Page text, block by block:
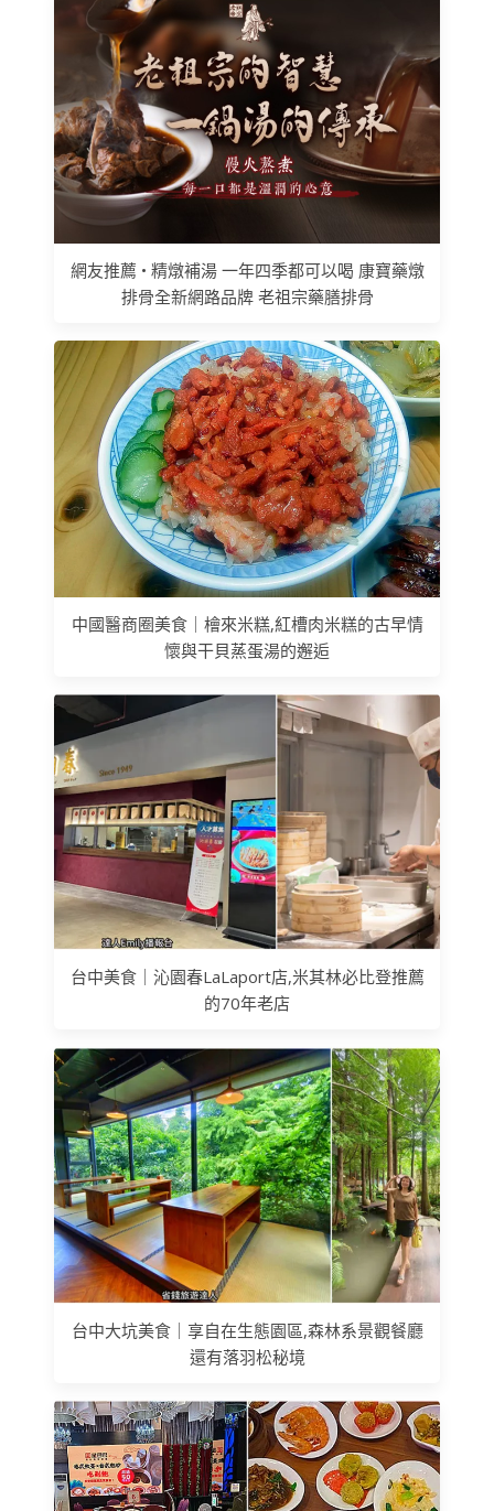
網友推薦 • 精燉補湯 一年四季都可以喝 康寶藥燉
排骨全新網路品牌 老祖宗藥膳排骨
中國醫商圈美食｜檜來米糕,紅槽肉米糕的古早情
懷與干貝蒸蛋湯的邂逅
台中美食｜沁園春LaLaport店,米其林必比登推薦
的70年老店
台中大坑美食｜享自在生態園區,森林系景觀餐廳
還有落羽松秘境